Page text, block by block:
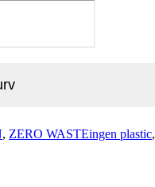
, ZERO WASTEingen plastic